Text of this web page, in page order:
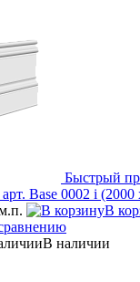
Быстрый
Base 0002 i
В
В наличии